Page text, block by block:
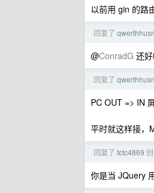
以前用 gin 的路
回复了 qwerthhusn
@ConradG 还
回复了 qwerthhusn
PC OUT => IN
平时就这样接，
回复了 tctc4869
你是当 JQuery